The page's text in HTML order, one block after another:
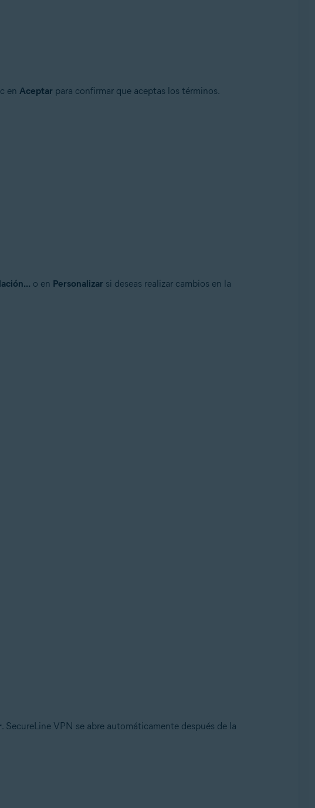
en Aceptar para confirmar que aceptas los términos.
o en Personalizar si deseas realizar cambios en la
. SecureLine VPN se abre automáticamente después de la